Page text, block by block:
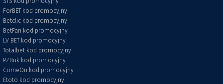
ForBET kod promocyjny
Betclic kod promocyjny
BetFan kod promocyjny
LV BET kod promocyjny
Totalbet kod promocyjny
PZBuk kod promocyjny
ComeOn kod promocyjny
Etoto kod promocyjny